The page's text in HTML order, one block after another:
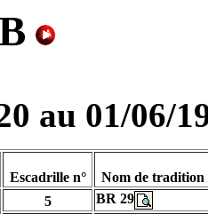
au 01/06/
Escadrille n° Nom de tradition
5
BR 29